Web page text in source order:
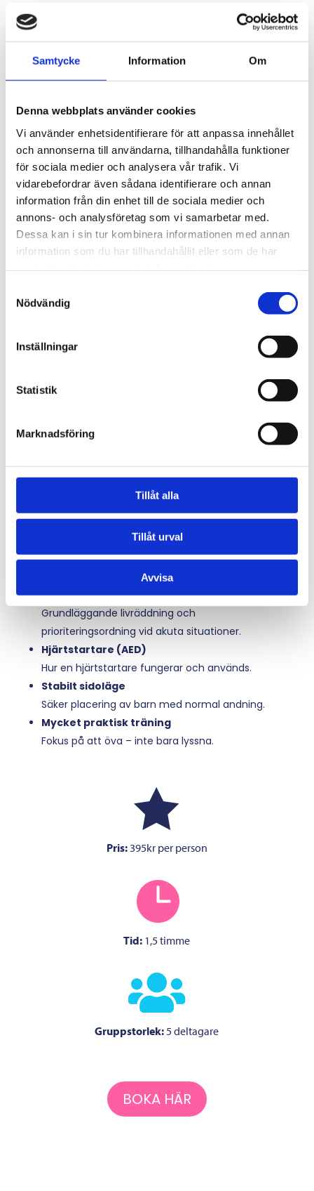
Samtycke Information Om
Denna webbplats använder cookies
Vi använder enhetsidentifierare för att anpassa innehållet
och annonserna till användarna, tillhandahålla funktioner
för sociala medier och analysera vår trafik. Vi
vidarebefordrar även sådana identifierare och annan
information från din enhet till de sociala medier och
annons- och analysföretag som vi samarbetar med.
Dessa kan i sin tur kombinera informationen med annan
information som du har tillhandahållit eller som de har
Nödvändig
Inställningar
Statistik
Marknadsföring
Tillåt alla
Tillåt urval
Avvisa
HLR-KURS FÖR
PRIVATPERSONER
Denna HLR-kurs riktar sig till föräldrar, anhöriga och andra
barn och ungdomar vid olyckor och akuta situationer.
HLR för spädbarn (0–1 år)
Bröstkompressioner och inblåsningar anpassade
för de allra minsta.
Så utför du livräddande åtgärder på barn och
ungdomar.
Praktiska handgrepp vid kvävningsolyckor – hur
du hjälper ett barn som satt i halsen.
L-ABC
Grundläggande livräddning och
prioriteringsordning vid akuta situationer.
Hjärtstartare (AED)
Hur en hjärtstartare fungerar och används.
Stabilt sidoläge
Säker placering av barn med normal andning.
Mycket praktisk träning
Fokus på att öva – inte bara lyssna.

Pris:395kr per person

Tid: 1,5 timme

Gruppstorlek:5 deltagare
BOKA HÄR